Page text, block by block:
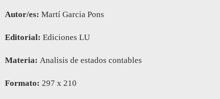
Autor/es: Martí Garcia Pons
Editorial: Ediciones LU
Materia: Analisis de estados contables
Formato: 297 x 210